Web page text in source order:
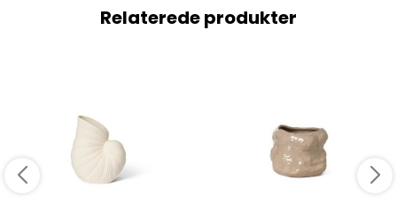
Relaterede produkter